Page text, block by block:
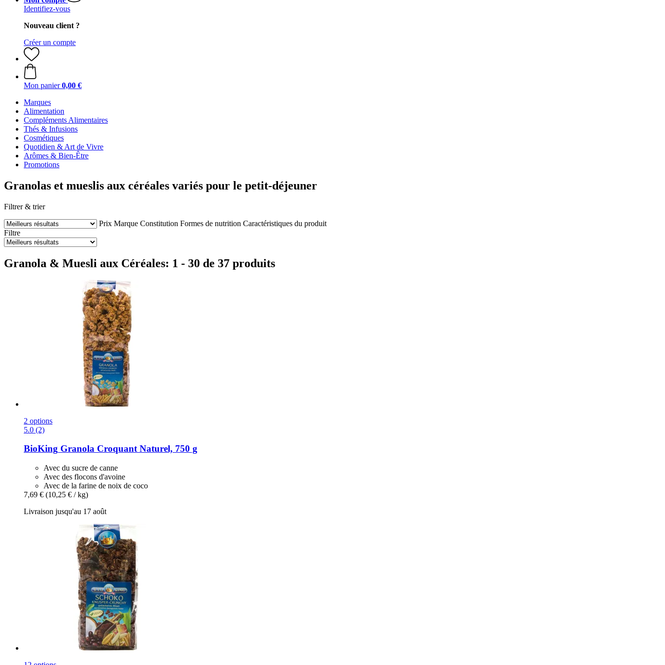
Identifiez-vous
Nouveau client ?
Créer un compte
Mon panier 0,00 €
Marques
Alimentation
Compléments Alimentaires
Thés & Infusions
Cosmétiques
Quotidien & Art de Vivre
Arômes & Bien-Être
Promotions
Granolas et mueslis aux céréales variés pour le petit-déjeuner
Filtrer & trier
Prix Marque Constitution Formes de nutrition Caractéristiques du produit
Filtre
Granola & Muesli aux Céréales: 1 - 30 de 37 produits
2 options
5.0 (2)
BioKing Granola Croquant Naturel, 750 g
Avec du sucre de canne
Avec des flocons d'avoine
Avec de la farine de noix de coco
7,69 € (10,25 € / kg)
Livraison jusqu'au 17 août